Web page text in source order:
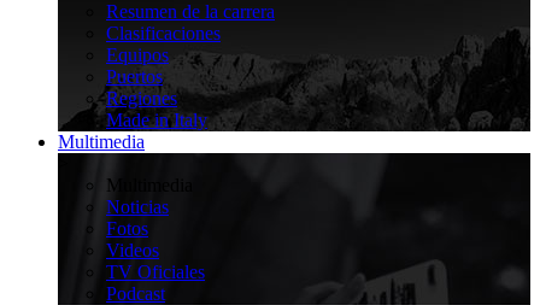
Resumen de la carrera
Clasificaciones
Equipos
Puertos
Regiones
Made in Italy
Multimedia
Multimedia
Noticias
Fotos
Videos
TV Oficiales
Podcast